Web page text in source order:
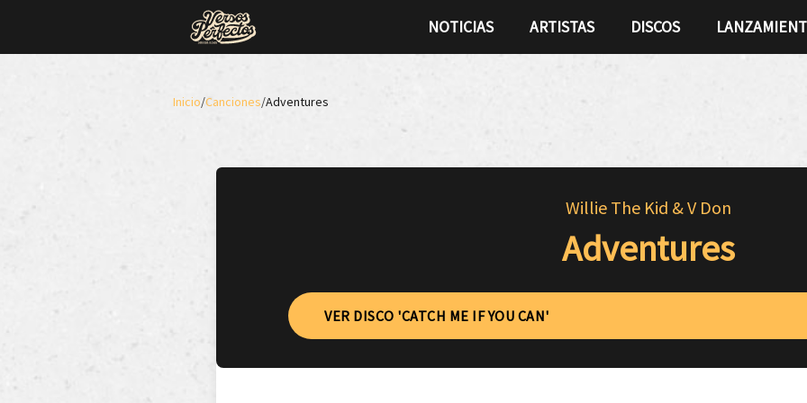
NOTICIAS ARTISTAS DISCOS
Inicio/Canciones/Adventures
Willie The Kid & V Don
Adventures
VER DISCO 'CATCH ME IF YOU CAN'